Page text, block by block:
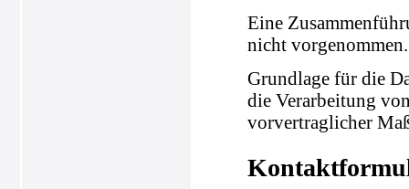
Eine
nicht vorgenommen.
Grundlage für die
die Verarbeitung
vorvertraglicher